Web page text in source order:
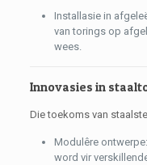
Installasie in
van torings op
wees.
Innovasies in
Die toekoms van
Modulêre
word vir